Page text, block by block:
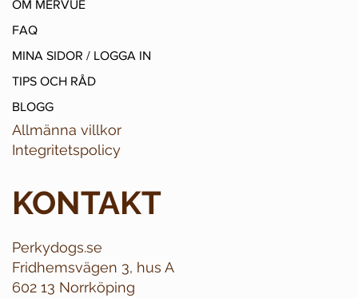
OM MERVUE
FAQ
MINA SIDOR / LOGGA IN
TIPS OCH RÅD
BLOGG
Allmänna villkor
Integritetspolicy
KONTAKT
Perkydogs.se
Fridhemsvägen 3, hus A
602 13 Norrköping